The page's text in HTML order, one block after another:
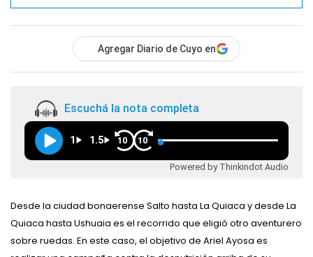
Agregar Diario de Cuyo en
Escuchá la nota completa
1 1.5 10 10
Powered by Thinkindot Audio
Desde la ciudad bonaerense Salto hasta La Quiaca y desde La
Quiaca hasta Ushuaia es el recorrido que eligió otro aventurero
sobre ruedas. En este caso, el objetivo de Ariel Ayosa es